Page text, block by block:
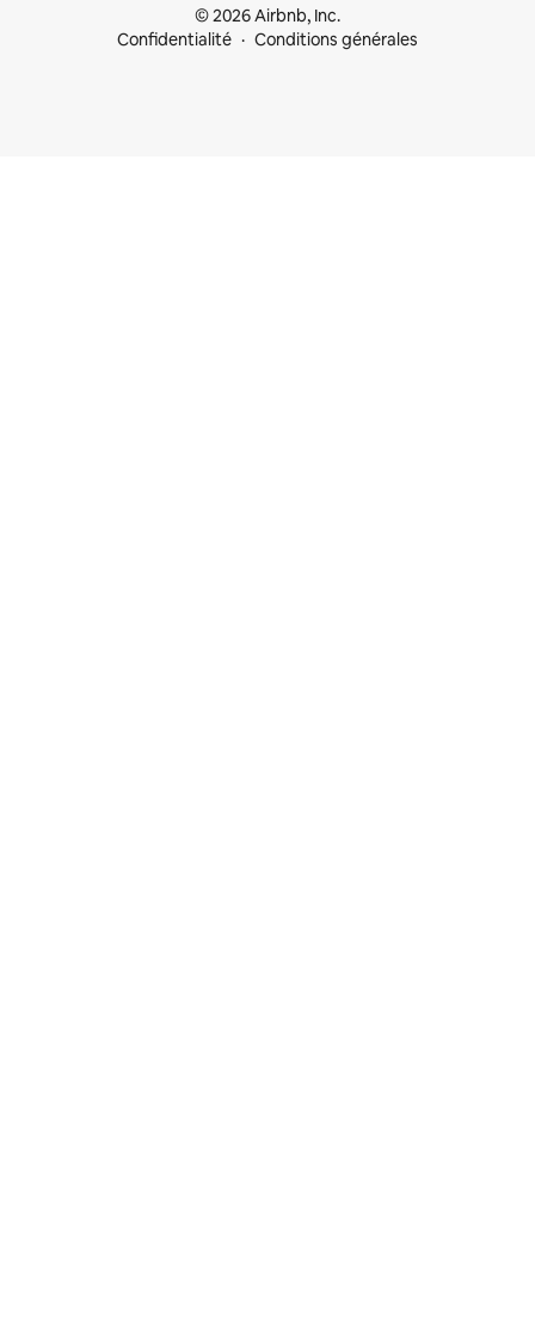
© 2026 Airbnb, Inc.
Confidentialité
Conditions générales